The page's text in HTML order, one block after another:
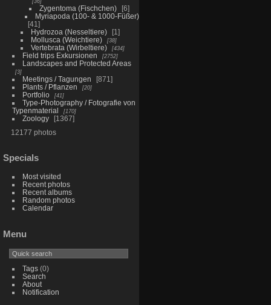
Zygentoma (Fischchen)
6
Myriapoda (100- & 1000-Füßer)
41
Hydrozoa (Nesseltiere)
1
Mollusca (Weichtiere)
38
Vertebrata (Wirbeltiere) 434
Field trips Exkursionen 2752
Landscapes and Protected Areas
3
Meetings / Tagungen
871
Plants / Pflanzen
20
Portfolio 41
Type-Photography / Fotografie von
Typenmaterial
170
Zoology
1367
12177 photos
Specials
Most visited
Recent photos
Recent albums
Random photos
Calendar
Menu
Tags(0)
Search
About
Notification